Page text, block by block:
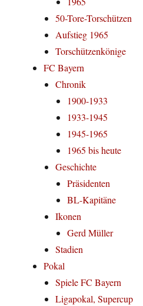
50-Tore-Torschützen
Aufstieg 1965
Torschützenkönige
FC Bayern
Chronik
1900-1933
1933-1945
1945-1965
1965 bis heute
Geschichte
Präsidenten
BL-Kapitäne
Ikonen
Gerd Müller
Stadien
Pokal
Spiele FC Bayern
Ligapokal, Supercup